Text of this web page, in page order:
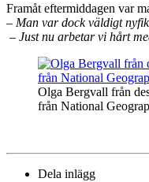
Framåt eftermiddagen var
– Man var dock väldigt
– Just nu arbetar vi hårt
Olga Bergvall från
från National
Dela inlägg